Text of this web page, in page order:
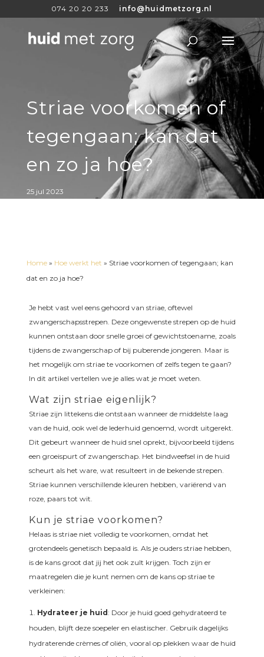
074 20 20 233 info@huidmetzorg.nl
Striae voorkomen of
tegengaan; kan dat
en zo ja hoe?
25 jul 2023
Home» Hoe werkt het » Striae voorkomen of tegengaan; kan
dat en zo ja hoe?
Je hebt vast wel eens gehoord van striae, oftewel
zwangerschapsstrepen. Deze ongewenste strepen op de huid
kunnen ontstaan door snelle groei of gewichtstoename, zoals
tijdens de zwangerschap of bij puberende jongeren. Maar is
het mogelijk om striae te voorkomen of zelfs tegen te gaan?
In dit artikel vertellen we je alles wat je moet weten.
Wat zijn striae eigenlijk?
Striae zijn littekens die ontstaan wanneer de middelste laag
van de huid, ook wel de lederhuid genoemd, wordt uitgerekt.
Dit gebeurt wanneer de huid snel oprekt, bijvoorbeeld tijdens
een groeispurt of zwangerschap. Het bindweefsel in de huid
scheurt als het ware, wat resulteert in de bekende strepen.
Striae kunnen verschillende kleuren hebben, variërend van
roze, paars tot wit.
Kun je striae voorkomen?
Helaas is striae niet volledig te voorkomen, omdat het
grotendeels genetisch bepaald is. Als je ouders striae hebben,
is de kans groot dat jij het ook zult krijgen. Toch zijn er
maatregelen die je kunt nemen om de kans op striae te
verkleinen:
Hydrateer je huid : Door je huid goed gehydrateerd te
houden, blijft deze soepeler en elastischer. Gebruik dagelijks
hydraterende crèmes of oliën, vooral op plekken waar de huid